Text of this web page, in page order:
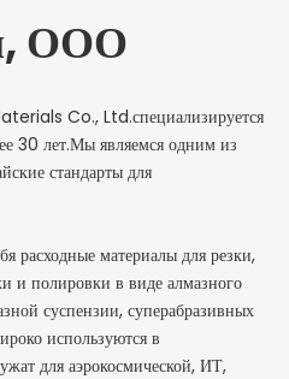
ООО
Co., Ltd.специализируется
30 лет.Мы являемся одним из
стандарты для
расходные материалы для резки,
и полировки в виде алмазного
суспензии, суперабразивных
используются в
для аэрокосмической, ИТ,